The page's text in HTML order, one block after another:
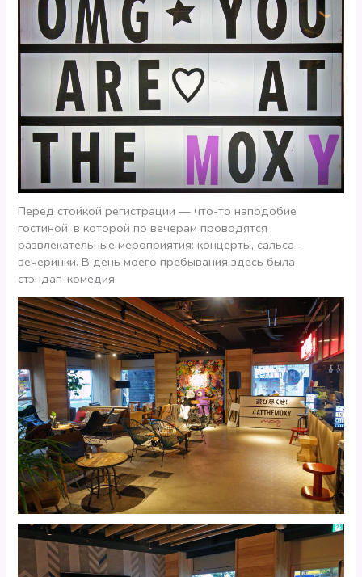
Перед стойкой регистрации — что-то наподобие
гостиной, в которой по вечерам проводятся
развлекательные мероприятия: концерты, сальса-
вечеринки. В день моего пребывания здесь была
стэндап-комедия.